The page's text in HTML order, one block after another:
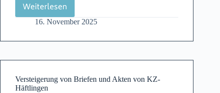
Weiterlesen
Offenbacher
Stolpersteine
im
16. November 2025
Versteigerung von Briefen und Akten von KZ-
Häftlingen